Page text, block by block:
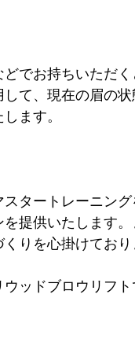
でお持ちいただ
て、現在の眉の
ます。
タートレーニン
提供いたします
りを心掛けており
ッドブロウリフ